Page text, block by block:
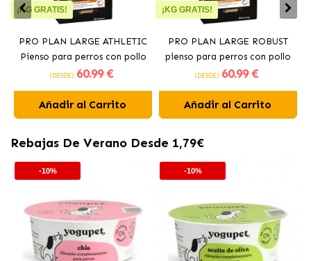
¡KG GRATIS!
PRO PLAN LARGE ATHLETIC
Pienso para perros con pollo
(DESDE) 60.99 €
Añadir al Carrito
¡KG GRATIS!
PRO PLAN LARGE ROBUST
pienso para perros con pollo
(DESDE) 60.99 €
Añadir al Carrito
Rebajas De Verano Desde 1,79€
-10% -10%